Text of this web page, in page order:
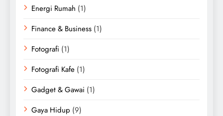
Energi Rumah (1)
Finance & Business (1)
Fotografi (1)
Fotografi Kafe (1)
Gadget & Gawai (1)
Gaya Hidup (9)